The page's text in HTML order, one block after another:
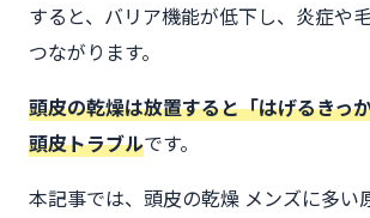
すると、バリア機能が低下し、炎症や
つながります。
頭皮の乾燥は放置すると「はげるきっ
頭皮トラブルです。
本記事では、頭皮の乾燥 メンズに多い